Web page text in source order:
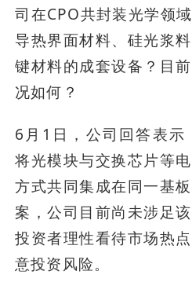
司在CPO共封装光学领
导热界面材料、硅光浆
键材料的成套设备？目
况如何？
6月1日，公司回答表示
将光模块与交换芯片等
方式共同集成在同一基
案，公司目前尚未涉足
投资者理性看待市场热
意投资风险。